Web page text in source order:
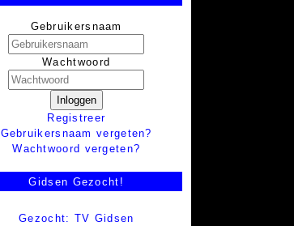
Gebruikersnaam
Wachtwoord
Inloggen
Registreer
Gebruikersnaam vergeten?
Wachtwoord vergeten?
Gidsen Gezocht!
Gezocht: TV Gidsen